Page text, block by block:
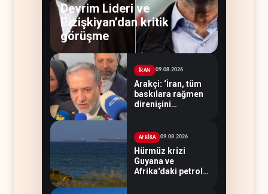
Devrim Lideri ve
Pizişkiyan’dan kritik
görüşme
İRAN 09.08.2026
Arakçi: ‘İran, tüm
baskılara rağmen
direnişini
AFRİKA 09.08.2026
Hürmüz krizi
Guyana ve
Afrika'daki petrol